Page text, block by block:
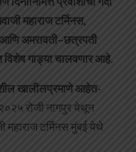
महाराज टर्मिनस,
आणि अमरावती–छत्रपती
विशेष गाड्या चालवणार आहे.
खालीलप्रमाणे आहेत-
रोजी नागपुर येथून
टर्मिनस मुंबई येथे